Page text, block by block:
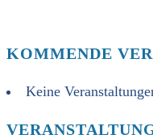
KOMMENDE
Keine